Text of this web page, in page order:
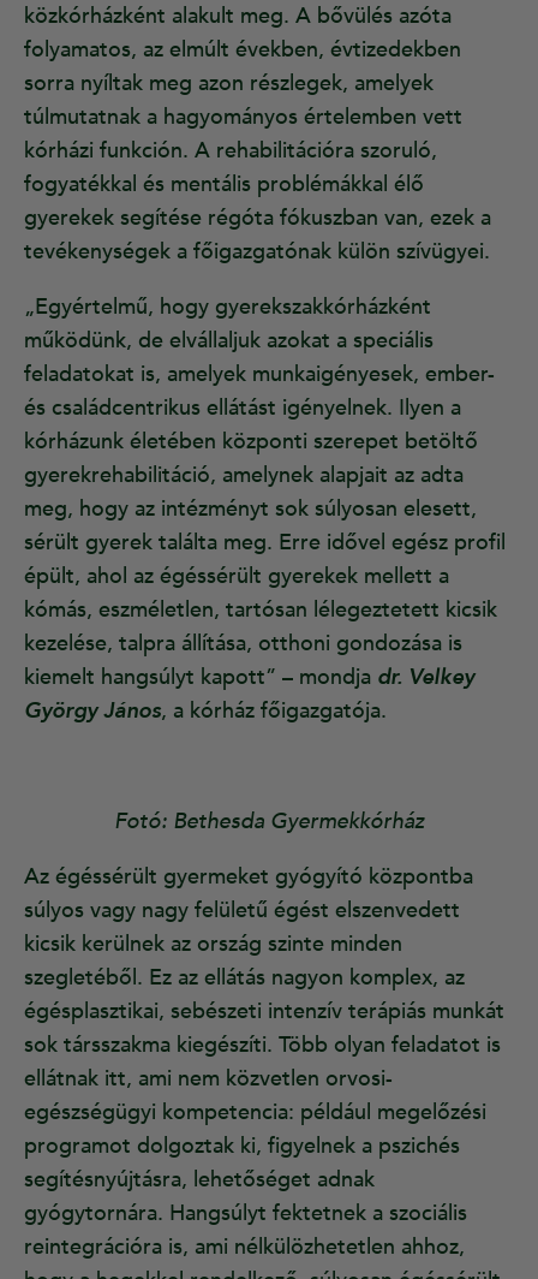
közkórházként alakult meg. A bővülés azóta
folyamatos, az elmúlt években, évtizedekben
sorra nyíltak meg azon részlegek, amelyek
túlmutatnak a hagyományos értelemben vett
kórházi funkción. A rehabilitációra szoruló,
fogyatékkal és mentális problémákkal élő
gyerekek segítése régóta fókuszban van, ezek a
tevékenységek a főigazgatónak külön szívügyei.
„Egyértelmű, hogy gyerekszakkórházként
működünk, de elvállaljuk azokat a speciális
feladatokat is, amelyek munkaigényesek, ember-
és családcentrikus ellátást igényelnek. Ilyen a
kórházunk életében központi szerepet betöltő
gyerekrehabilitáció, amelynek alapjait az adta
meg, hogy az intézményt sok súlyosan elesett,
sérült gyerek találta meg. Erre idővel egész profil
épült, ahol az égéssérült gyerekek mellett a
kómás, eszméletlen, tartósan lélegeztetett kicsik
kezelése, talpra állítása, otthoni gondozása is
kiemelt hangsúlyt kapott” – mondja dr. Velkey
György János, a kórház főigazgatója.
Fotó: Bethesda Gyermekkórház
Az égéssérült gyermeket gyógyító központba
súlyos vagy nagy felületű égést elszenvedett
kicsik kerülnek az ország szinte minden
szegletéből. Ez az ellátás nagyon komplex, az
égésplasztikai, sebészeti intenzív terápiás munkát
sok társszakma kiegészíti. Több olyan feladatot is
ellátnak itt, ami nem közvetlen orvosi-
egészségügyi kompetencia: például megelőzési
programot dolgoztak ki, figyelnek a pszichés
segítésnyújtásra, lehetőséget adnak
gyógytornára. Hangsúlyt fektetnek a szociális
reintegrációra is, ami nélkülözhetetlen ahhoz,